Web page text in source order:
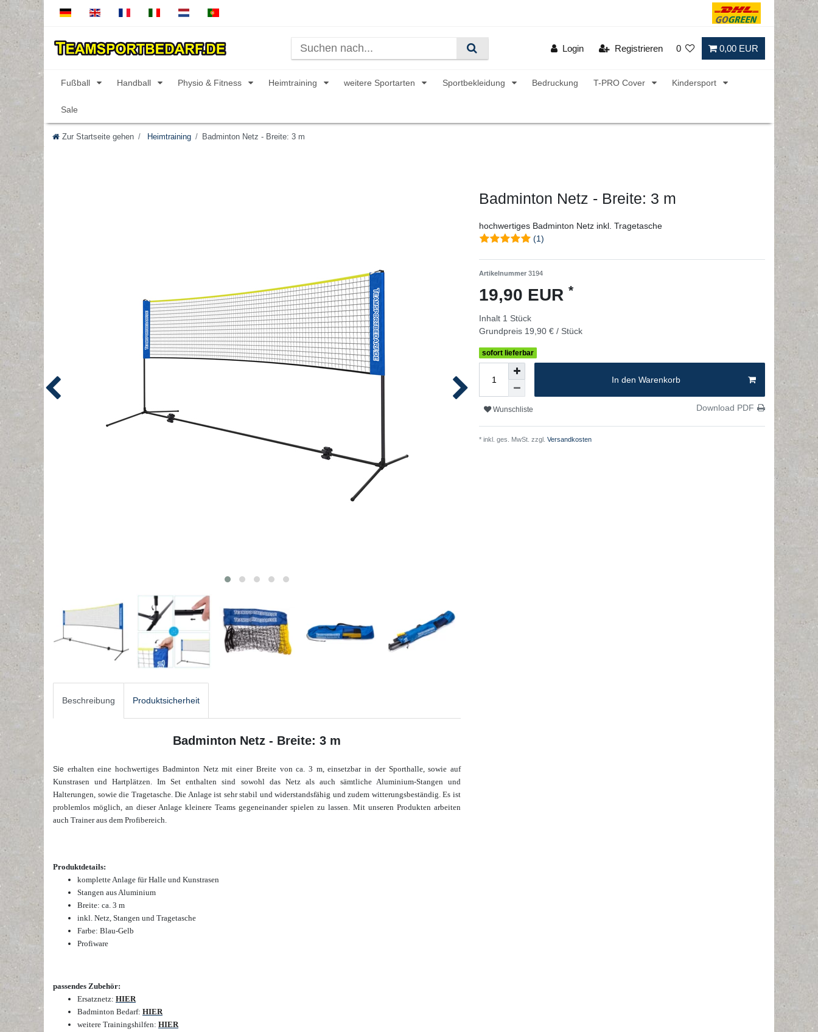
Login Registrieren 0 0,00 EUR
Fußball Handball Physio & Fitness Heimtraining weitere Sportarten Sportbekleidung Bedruckung T-PRO Cover Kindersport
Sale
Zur Startseite gehen Heimtraining Badminton Netz - Breite: 3 m
Beschreibung Produktsicherheit
Badminton Netz - Breite: 3 m
Sie erhalten eine hochwertiges Badminton Netz mit einer Breite von ca. 3 m, einsetzbar in der Sporthalle, sowie auf
Kunstrasen und Hartplätzen. Im Set enthalten sind sowohl das Netz als auch sämtliche Aluminium-Stangen und
Halterungen, sowie die Tragetasche. Die Anlage ist sehr stabil und widerstandsfähig und zudem witterungsbeständig. Es ist
problemlos möglich, an dieser Anlage kleinere Teams gegeneinander spielen zu lassen. Mit unseren Produkten arbeiten
auch Trainer aus dem Profibereich.
Produktdetails:
komplette Anlage für Halle und Kunstrasen
Stangen aus Aluminium
Breite: ca. 3 m
inkl. Netz, Stangen und Tragetasche
Farbe: Blau-Gelb
Profiware
passendes Zubehör:
Ersatznetz: HIER
Badminton Bedarf: HIER
weitere Trainingshilfen: HIER
Badminton Netz - Breite: 3 m
hochwertiges Badminton Netz inkl. Tragetasche
(1)
Artikelnummer 3194
19,90 EUR *
Inhalt 1 Stück
Grundpreis 19,90 € / Stück
sofort lieferbar
In den Warenkorb
Wunschliste Download PDF
* inkl. ges. MwSt. zzgl. Versandkosten